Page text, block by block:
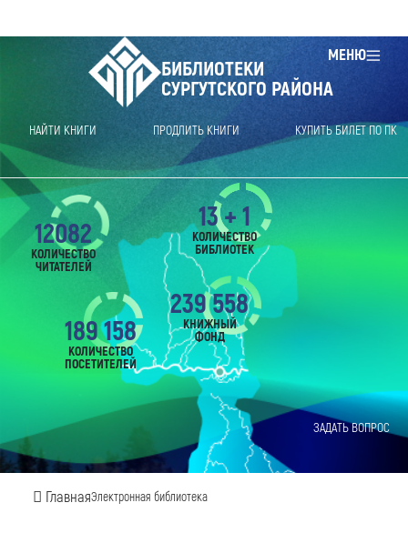
МЕНЮ
БИБЛИОТЕКИ
СУРГУТСКОГО РАЙОНА
НАЙТИ КНИГИ ПРОДЛИТЬ КНИГИ КУПИТЬ БИЛЕТ ПО ПК
ЗАДАТЬ ВОПРОС
ГлавнаяЭлектронная библиотека
12082
КОЛИЧЕСТВО
ЧИТАТЕЛЕЙ
189 158
КОЛИЧЕСТВО
ПОСЕТИТЕЛЕЙ
239 558
КНИЖНЫЙ
ФОНД
13 + 1
КОЛИЧЕСТВО
БИБЛИОТЕК